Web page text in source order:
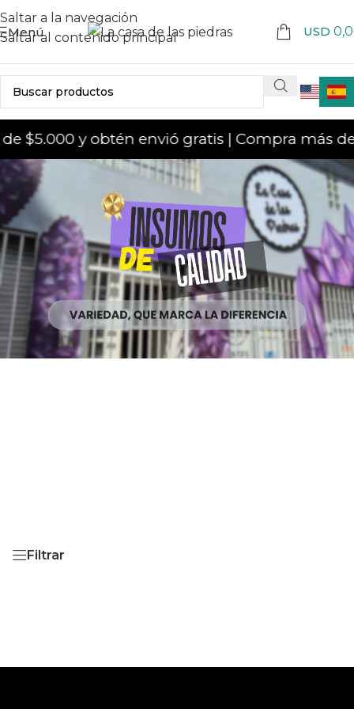
Saltar a la navegación
Saltar al contenido principal
Menú USD
$5.000 y obtén envió gratis | Compra más
Filtrar